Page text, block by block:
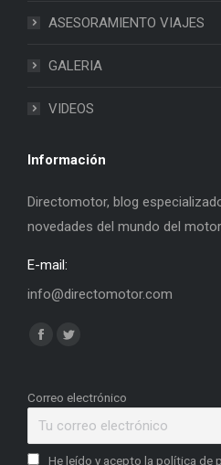
ASESORAMIENTO VIAJES
GALERIA
VIDEOS
Información
Directomotor, blog
novedades del mundo del motor.
E-mail:
info@directomotor.com
Find us on:
Facebook
opens
Twitter
opens
Correo electrónico
He leído y acepto la política de